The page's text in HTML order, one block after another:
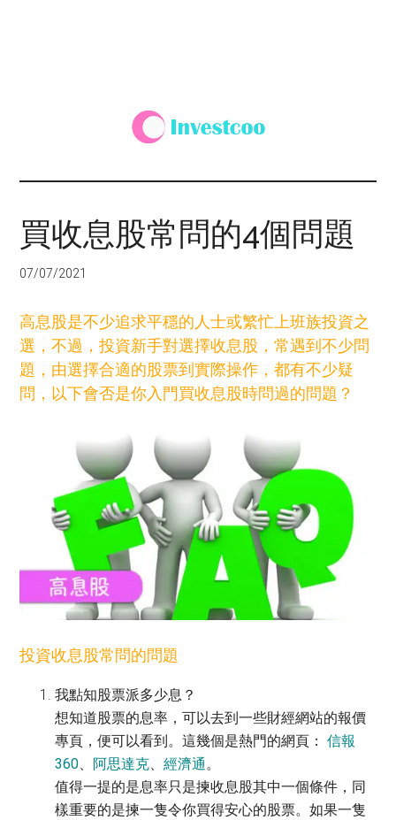
Investcoo
個
活
的
資
網
站
買收息股常問的4個問題
07/07/2021
高息股是不少追求平穩的人士或繁忙上班族投資之
選，不過，投資新手對選擇收息股，常遇到不少問
題，由選擇合適的股票到實際操作，都有不少疑
問，以下會否是你入門買收息股時問過的問題？
投資收息股常問的問題
我點知股票派多少息？
想知道股票的息率，可以去到一些財經網站的報價
專頁，便可以看到。這幾個是熱門的網頁：信報
360
阿思達克 、經濟通 。
值得一提的是息率只是揀收息股其中一個條件，同
樣重要的是揀一隻令你買得安心的股票。如果一隻